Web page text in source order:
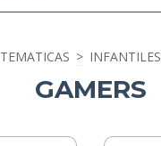
TEMATICAS > INFANTILES
GAMERS